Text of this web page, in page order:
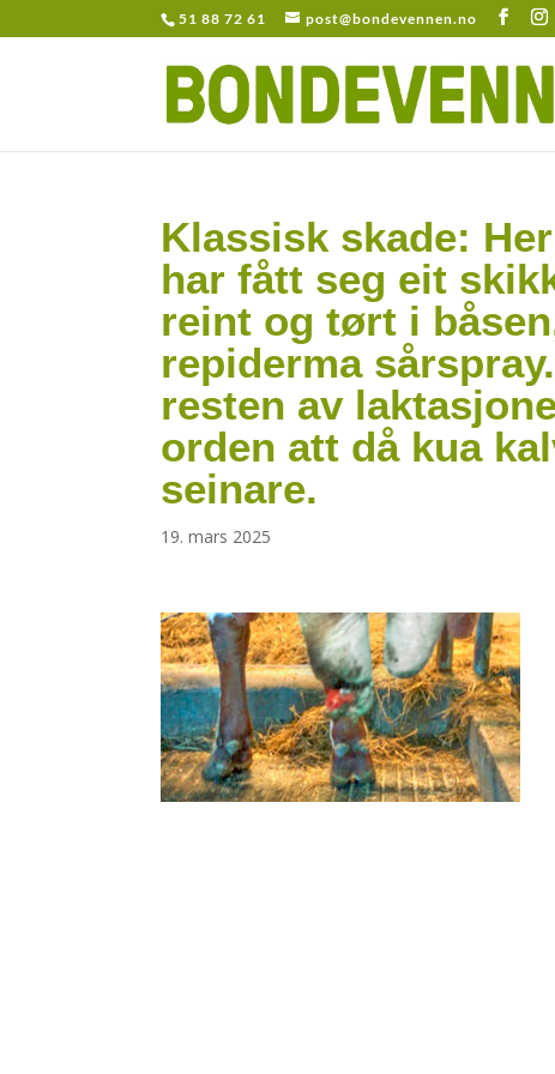
51 88 72 61 post@bondevennen.no
Klassisk skade:
har fått seg eit
reint og tørt i
repiderma
resten av
orden att då kua
seinare.
19. mars 2025